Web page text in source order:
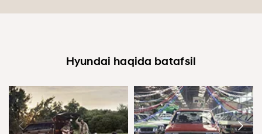
Hyundai haqida batafsil